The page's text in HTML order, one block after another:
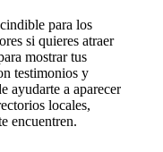
para los
si quieres atraer
mostrar tus
testimonios y
ayudarte a aparecer
locales,
encuentren.